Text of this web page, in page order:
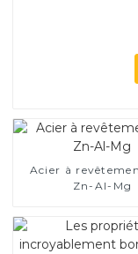
Acier à
Zn-Al-Mg